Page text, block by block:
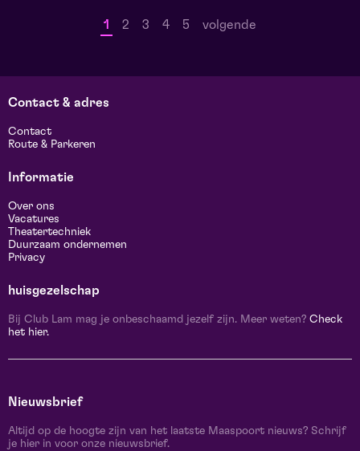
1 2 3 4 5 volgende
Contact & adres
Contact
Route & Parkeren
Informatie
Over ons
Vacatures
Theatertechniek
Duurzaam ondernemen
Privacy
huisgezelschap
Bij Club Lam mag je onbeschaamd jezelf zijn. Meer weten? Check
het hier.
Nieuwsbrief
Altijd op de hoogte zijn van het laatste Maaspoort nieuws? Schrijf
je hier in voor onze nieuwsbrief.